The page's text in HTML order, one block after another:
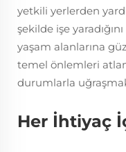
yetkili yerlerden
şekilde işe
yaşam alanlarına
temel önlemleri
durumlarla
Her İhtiyaç